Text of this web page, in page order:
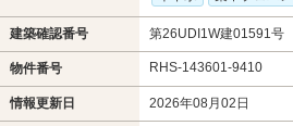
建築確認番号 第26UDI1W建01591号
物件番号 RHS-143601-9410
情報更新日 2026年08月02日